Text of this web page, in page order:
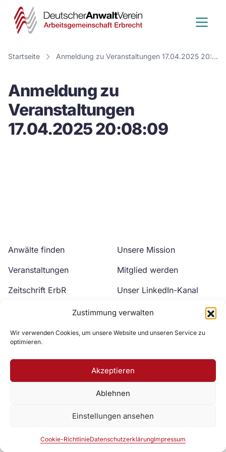
Zustimmung verwalten
Wir verwenden Cookies, um unsere Website und unseren Service zu
optimieren.
Akzeptieren
Ablehnen
Einstellungen ansehen
Cookie-RichtlinieDatenschutzerklärungImpressum
Deutscher
Anwalt
Verein
Startseite Anmeldung zu Veranstaltungen 17.04.2025 20:08:09
Anmeldung zu
Veranstaltungen
17.04.2025 20:08:09
Anwälte finden
Veranstaltungen
Zeitschrift ErbR
Unsere Mission
Mitglied werden
Unser LinkedIn-Kanal
Unser YouTube-Kanal
Zur DAV Webseite